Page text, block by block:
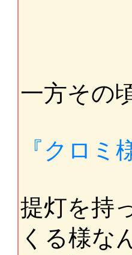
一方その
『クロ
提灯を持
くる様な